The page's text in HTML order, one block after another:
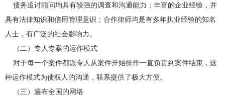
债务追讨顾问均具有较强的调查和沟通能力；丰富的企业经验，并
具有法律知识和信用管理意识；合作律师均是有多年执业经验的知名
人士，有广泛的社会影响力。
（二）专人专案的运作模式
对于每一个案件都派专人从案件开始操作一直负责到案件结束，这
种运作模式为债权人的沟通，联系提供了极大方便。
（三）遍布全国的网络